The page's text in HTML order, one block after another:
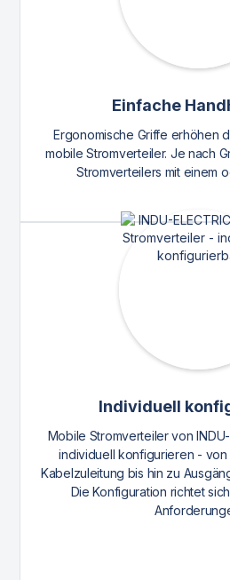
Einfache
Ergonomische Griffe erhöhen
mobile Stromverteiler. Je nach
Stromverteilers mit einem
Individuell
Mobile Stromverteiler von
individuell konfigurieren -
Kabelzuleitung bis hin zu
Die Konfiguration richtet